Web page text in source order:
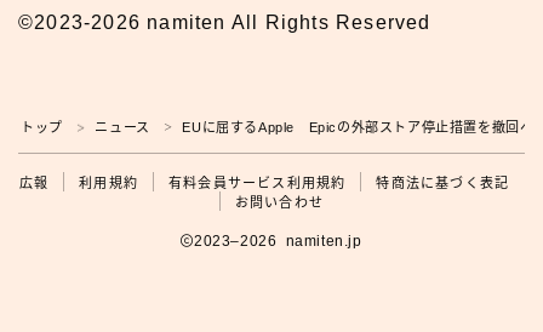
広報
©2023-2026 namiten All Rights Reserved
トップ ＞ ニュース ＞ EUに屈するApple Epicの外部ストア停止措置を撤回へ
広報 利用規約 有料会員サービス利用規約
特商法に基づく表記
お問い合わせ
2023–2026 namiten.jp